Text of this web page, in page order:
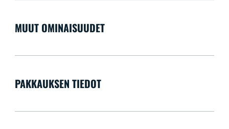
MUUT OMINAISUUDET
PAKKAUKSEN TIEDOT